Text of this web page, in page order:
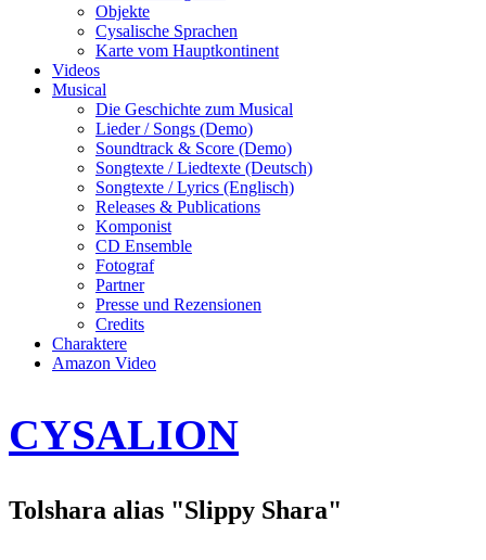
Objekte
Cysalische Sprachen
Karte vom Hauptkontinent
Videos
Musical
Die Geschichte zum Musical
Lieder / Songs (Demo)
Soundtrack & Score (Demo)
Songtexte / Liedtexte (Deutsch)
Songtexte / Lyrics (Englisch)
Releases & Publications
Komponist
CD Ensemble
Fotograf
Partner
Presse und Rezensionen
Credits
Charaktere
Amazon Video
CYSALION
Tolshara alias "Slippy Shara"